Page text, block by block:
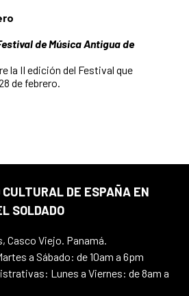
de Música Antigua de
la II edición del Festival que
de febrero.
DE ESPAÑA EN
SOLDADO
Casco Viejo. Panamá.
a Sábado: de 10am a 6pm
Lunes a Viernes: de 8am a